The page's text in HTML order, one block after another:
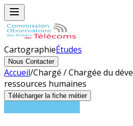
CartographieÉtudes
Nous Contacter
Accueil/Chargé / Chargée du
ressources humaines
Télécharger la fiche métier